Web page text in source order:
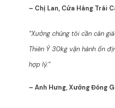
– Chị Lan, Cửa Hàng Trái
“Xưởng chúng tôi cần cân
Thiên Ý 30kg vận hành ổn
hợp lý.”
– Anh Hưng, Xưởng Đóng